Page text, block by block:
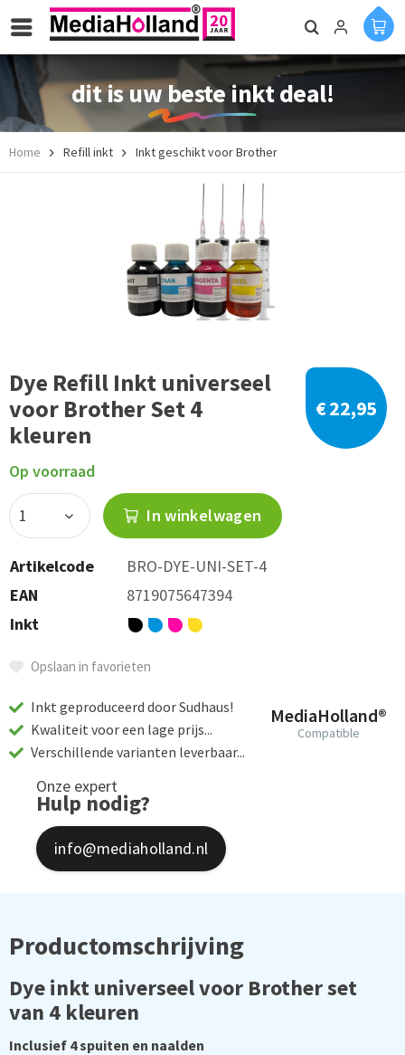
dit is uw beste inkt deal!
Home Refill inkt Inkt geschikt voor Brother
Dye Refill Inkt universeel
voor Brother Set 4
kleuren
€ 22,95
Op voorraad
In winkelwagen
Artikelcode
BRO-DYE-UNI-SET-4
EAN
8719075647394
Inkt
Opslaan in favorieten
MediaHolland®
Compatible
Inkt geproduceerd door Sudhaus!
Kwaliteit voor een lage prijs...
Verschillende varianten leverbaar...
Onze expert
Hulp nodig?
info@mediaholland.nl
Productomschrijving
Dye inkt universeel voor Brother set
van 4 kleuren
Inclusief 4 spuiten en naalden